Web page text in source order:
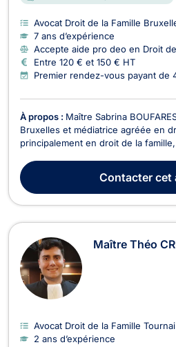
Avocat Droit de la Famille
7 ans d’expérience
Accepte aide pro deo en Droit
Entre 120 € et 150 € HT
Premier rendez-vous payant de
À propos : Maître Sabrina
Bruxelles et médiatrice agréée en
principalement en droit de la
accompagne ses clients avec
efficacité, afin de propos...
Contactercet
Maître Théo
Avocat Droit de la Famille Tournai
2 ans d’expérience